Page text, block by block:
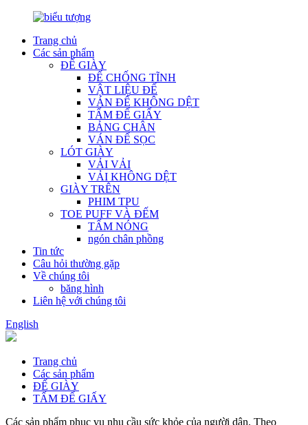
Trang chủ
Các sản phẩm
ĐẾ GIÀY
ĐẾ CHỐNG TĨNH
VẬT LIỆU ĐẾ
VÁN ĐẾ KHÔNG DỆT
TẤM ĐẾ GIẤY
BẢNG CHÂN
VÁN ĐẾ SỌC
LÓT GIÀY
VẢI VẢI
VẢI KHÔNG DỆT
GIÀY TRÊN
PHIM TPU
TOE PUFF VÀ ĐẾM
TẤM NÓNG
ngón chân phồng
Tin tức
Câu hỏi thường gặp
Về chúng tôi
băng hình
Liên hệ với chúng tôi
English
Trang chủ
Các sản phẩm
ĐẾ GIÀY
TẤM ĐẾ GIẤY
Các sản phẩm phục vụ nhu cầu sức khỏe của người dân. Theo